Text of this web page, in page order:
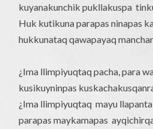
kuyanakunchik pukllakuspa
Huk kutikuna parapas ninapas
hukkunataq qawapayaq
¿Ima llimpiyuqtaq pacha, para
kusikuyninpas
¿Ima llimpiyuqtaq mayu
parapas maykamapas